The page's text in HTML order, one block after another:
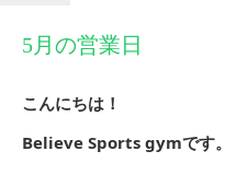
5月の営業日
こんにちは！
Believe Sports gymです。